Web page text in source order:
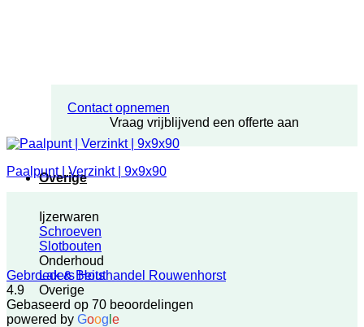
Contact opnemen
Vraag vrijblijvend een offerte aan
Overige
Ijzerwaren
Schroeven
Slotbouten
Onderhoud
Lak & Beits
Overige
Paalpunt | Verzinkt | 9x9x90
Gebroeders Houthandel Rouwenhorst
4.9
Gebaseerd op 70 beoordelingen
powered by Goog e